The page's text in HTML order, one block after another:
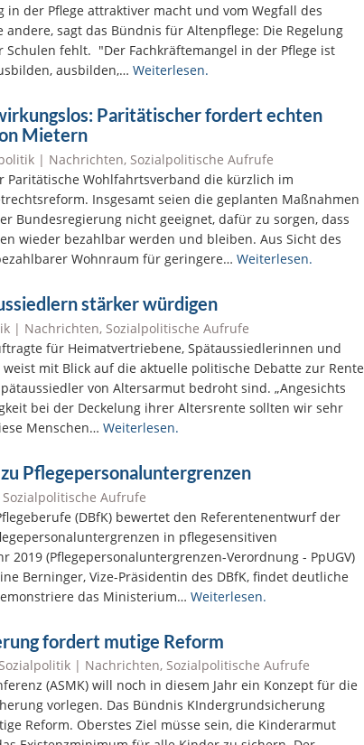
in der Pflege attraktiver macht und vom Wegfall des
sagt das Bündnis für Altenpflege: Die Regelung
fehlt. "Der Fachkräftemangel in der Pflege ist
ausbilden,… Weiterlesen.
Paritätischer fordert echten
Mietern
| Nachrichten, Sozialpolitische Aufrufe
Paritätische Wohlfahrtsverband die kürzlich im
Insgesamt seien die geplanten Maßnahmen
Bundesregierung nicht geeignet, dafür zu sorgen, dass
wieder bezahlbar werden und bleiben. Aus Sicht des
Wohnraum für geringere… Weiterlesen.
stärker würdigen
| Nachrichten, Sozialpolitische Aufrufe
für Heimatvertriebene, Spätaussiedlerinnen und
mit Blick auf die aktuelle politische Debatte zur Rente
von Altersarmut bedroht sind. „Angesichts
bei der Deckelung ihrer Altersrente sollten wir sehr
Menschen… Weiterlesen.
Pflegepersonaluntergrenzen
Sozialpolitische Aufrufe
(DBfK) bewertet den Referentenentwurf der
in pflegesensitiven
2019 (Pflegepersonaluntergrenzen-Verordnung - PpUGV)
Berninger, Vize-Präsidentin des DBfK, findet deutliche
das Ministerium… Weiterlesen.
fordert mutige Reform
Sozialpolitik | Nachrichten, Sozialpolitische Aufrufe
(ASMK) will noch in diesem Jahr ein Konzept für die
vorlegen. Das Bündnis KIndergrundsicherung
Reform. Oberstes Ziel müsse sein, die Kinderarmut